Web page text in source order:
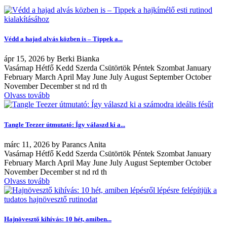
Védd a hajad alvás közben is – Tippek a...
ápr 15, 2026 by Berki Bianka
Vasárnap Hétfő Kedd Szerda Csütörtök Péntek Szombat January
February March April May June July August September October
November December st nd rd th
Olvass tovább
Tangle Teezer útmutató: Így válaszd ki a...
márc 11, 2026 by Parancs Anita
Vasárnap Hétfő Kedd Szerda Csütörtök Péntek Szombat January
February March April May June July August September October
November December st nd rd th
Olvass tovább
Hajnövesztő kihívás: 10 hét, amiben...